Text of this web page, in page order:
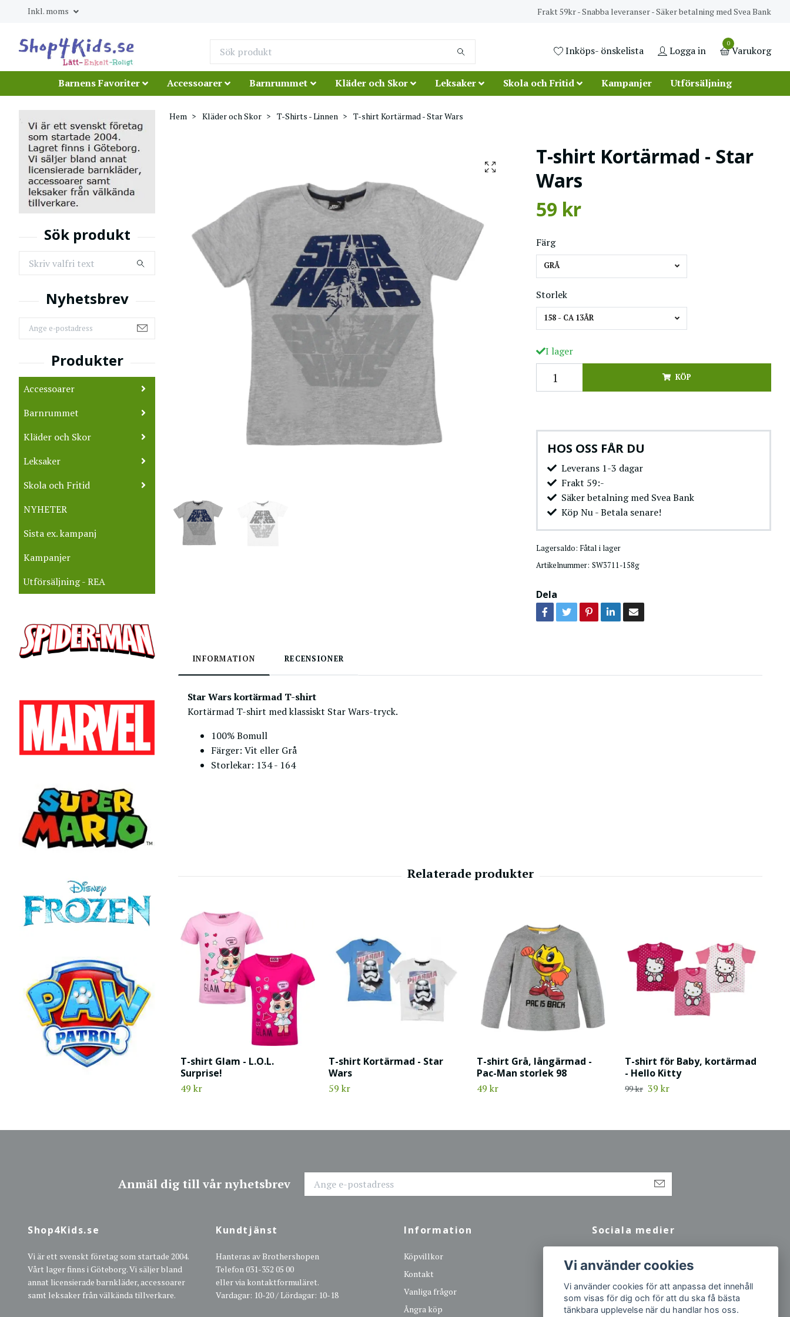
Inkl. moms Frakt 59kr - Snabba leveranser - Säker betalning med Svea Bank
Inköps- önskelista Logga in
0
Varukorg
Barnens Favoriter Accessoarer Barnrummet Kläder och Skor Leksaker Skola och Fritid Kampanjer Utförsäljning
Accessoarer
Barnrummet
Kläder och Skor
Leksaker
Skola och Fritid
NYHETER
Sista ex. kampanj
Kampanjer
Utförsäljning - REA
Hem Kläder och Skor T-Shirts - Linnen T-shirt Kortärmad - Star Wars
T-shirt Kortärmad - Star
Wars
59 kr
Färg
GRÅ
Storlek
158 - CA 13ÅR
I lager
KÖP
HOS OSS FÅR DU
Leverans 1-3 dagar
Frakt 59:-
Säker betalning med Svea Bank
Köp Nu - Betala senare!
Lagersaldo: Fåtal i lager
Artikelnummer: SW3711-158g
Dela
INFORMATION RECENSIONER
Star Wars kortärmad T-shirt
Kortärmad T-shirt med klassiskt Star Wars-tryck.
100% Bomull
Färger: Vit eller Grå
Storlekar: 134 - 164
T-shirt Glam - L.O.L.
Surprise!
49 kr
T-shirt Kortärmad - Star
Wars
59 kr
T-shirt Grå, långärmad -
Pac-Man storlek 98
49 kr
T-shirt för Baby, kortärmad
- Hello Kitty
99 kr 39 kr
Anmäl dig till vår nyhetsbrev
Shop4Kids.se
Vi är ett svenskt företag som startade 2004.
Vårt lager finns i Göteborg. Vi säljer bland
annat licensierade barnkläder, accessoarer
samt leksaker från välkända tillverkare.
Kundtjänst
Hanteras av Brothershopen
Telefon 031-352 05 00
eller via kontaktformuläret.
Vardagar: 10-20 / Lördagar: 10-18
Information
Köpvillkor
Kontakt
Vanliga frågor
Ångra köp
Sociala medier
Vi använder cookies
Vi använder cookies för att anpassa det innehåll
som visas för dig och för att du ska få bästa
tänkbara upplevelse när du handlar hos oss.